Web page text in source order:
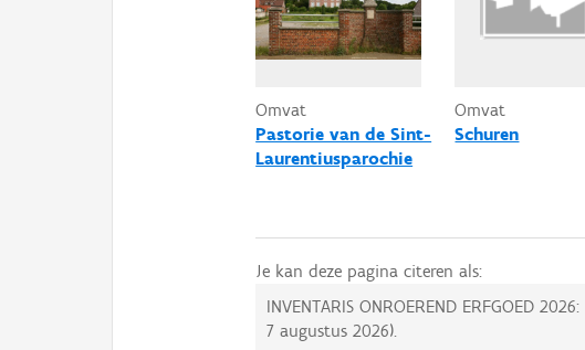
Omvat
Pastorie van de Sint-
Laurentiusparochie
Omvat
Schuren
Je kan deze pagina citeren als:
INVENTARIS ONROEREND ERFGOED 2026:
7 augustus 2026).